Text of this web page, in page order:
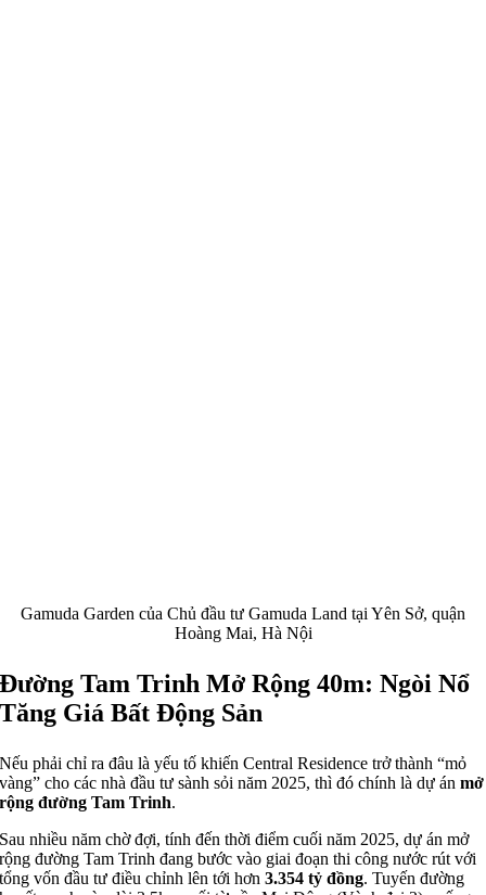
Gamuda Garden của Chủ đầu tư Gamuda Land tại Yên Sở, quận
Hoàng Mai, Hà Nội
Đường Tam Trinh Mở Rộng 40m: Ngòi Nổ
Tăng Giá Bất Động Sản
Nếu phải chỉ ra đâu là yếu tố khiến Central Residence trở thành “mỏ
vàng” cho các nhà đầu tư sành sỏi năm 2025, thì đó chính là dự ánmở
rộng đường Tam Trinh.
Sau nhiều năm chờ đợi, tính đến thời điểm cuối năm 2025, dự án mở
rộng đường Tam Trinh đang bước vào giai đoạn thi công nước rút với
tổng vốn đầu tư điều chỉnh lên tới hơn3.354 tỷ đồng. Tuyến đường